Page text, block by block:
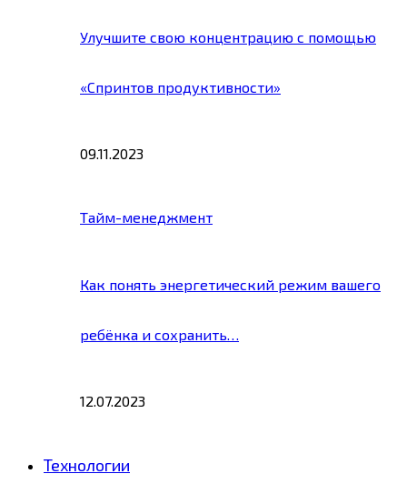
Улучшите свою концентрацию с помощью
«Спринтов продуктивности»
09.11.2023
Тайм-менеджмент
Как понять энергетический режим вашего
ребёнка и сохранить…
12.07.2023
Технологии